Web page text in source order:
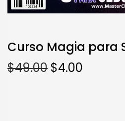
Curso Magia para
$49.00 $4.00